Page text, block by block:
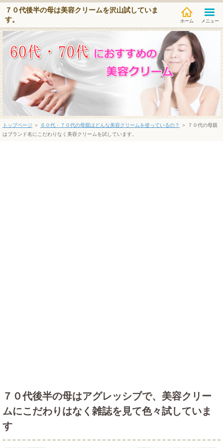
７０代後半の母は美容クリームを沢山試していま
す。
メニュー
トップページ ＞ ６０代・７０代の母親はどんな美容クリームを使っているの？
＞ ７０代の母親
はブランド名にこだわりなく美容クリームを試しています。
７０代後半の母はアグレッシブで、美容クリー
ムにこだわりはなく雑誌を見て色々試していま
す